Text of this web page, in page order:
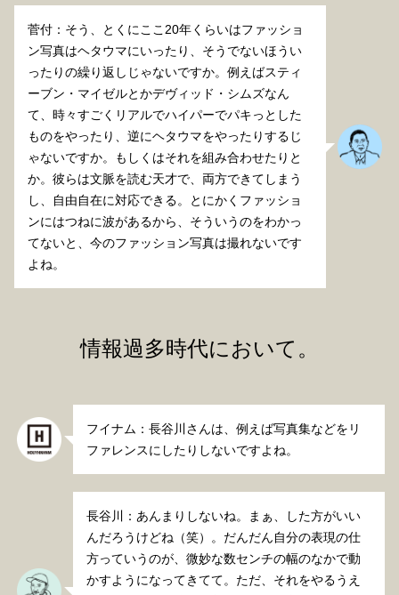
菅付：そう、とくにここ20年くらいはファッショ
ン写真はヘタウマにいったり、そうでないほうい
ったりの繰り返しじゃないですか。例えばスティ
ーブン・マイゼルとかデヴィッド・シムズなん
て、時々すごくリアルでハイパーでパキっとした
ものをやったり、逆にヘタウマをやったりするじ
ゃないですか。もしくはそれを組み合わせたりと
か。彼らは文脈を読む天才で、両方できてしまう
し、自由自在に対応できる。とにかくファッショ
ンにはつねに波があるから、そういうのをわかっ
てないと、今のファッション写真は撮れないです
よね。
情報過多時代において。
フイナム：長谷川さんは、例えば写真集などをリ
ファレンスにしたりしないですよね。
長谷川：あんまりしないね。まぁ、した方がいい
んだろうけどね（笑）。だんだん自分の表現の仕
方っていうのが、微妙な数センチの幅のなかで動
かすようになってきてて。ただ、それをやるうえ